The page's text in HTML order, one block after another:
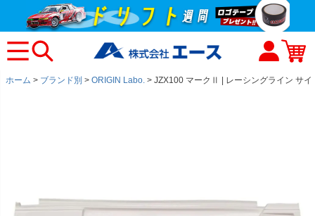
ホーム ブランド別 ORIGIN Labo. JZX100 マークⅡ | レーシングライン サイ